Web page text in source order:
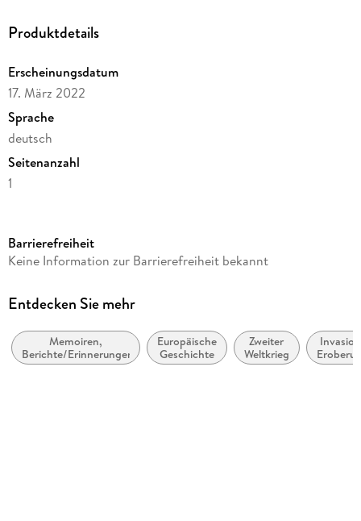
Produktdetails
Erscheinungsdatum
17. März 2022
Sprache
deutsch
Seitenanzahl
1
Sprecher/Sprecherin
Verlag/Hersteller
Produktart
MP3
Barrierefreiheit
Keine Information zur Barrierefreiheit bekannt
Entdecken Sie mehr
Memoiren,
Berichte/Erinnerungen
Europäische
Geschichte
Zweiter
Weltkrieg
und